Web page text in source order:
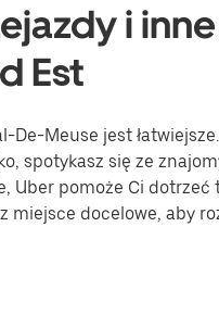
i
Est
De-Meuse jest
spotykasz się ze
Uber pomoże Ci
miejsce docelowe, aby